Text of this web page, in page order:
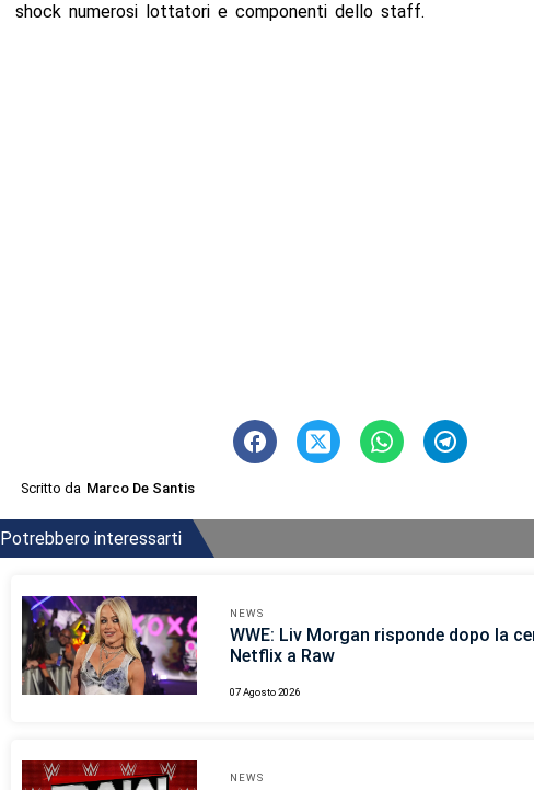
shock numerosi lottatori e componenti dello staff.
Scritto da Marco De Santis
Potrebbero interessarti
NEWS
WWE: Liv Morgan risponde dopo la
Netflix a Raw
07 Agosto 2026
NEWS